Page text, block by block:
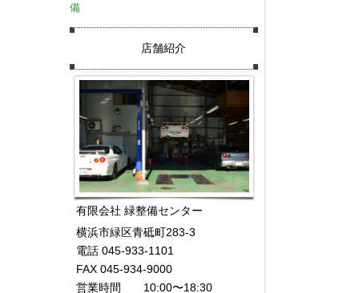
備
店舗紹介
有限会社 緑整備センター
横浜市緑区青砥町283-3
電話 045-933-1101
FAX 045-934-9000
営業時間 10:00〜18:30